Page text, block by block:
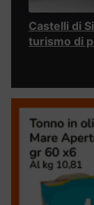
Castelli di
turismo di